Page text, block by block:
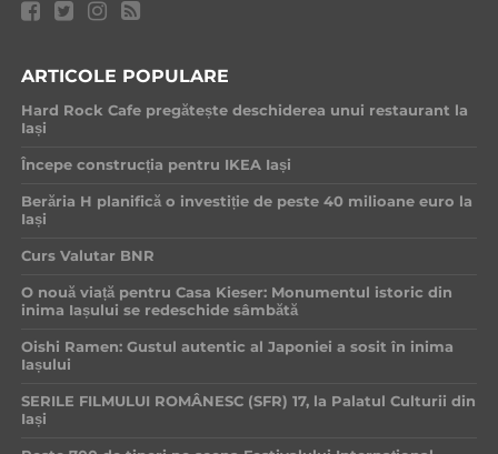
ARTICOLE POPULARE
Hard Rock Cafe pregătește deschiderea unui restaurant la
Iași
Începe construcția pentru IKEA Iași
Berăria H planifică o investiție de peste 40 milioane euro la
Iași
Curs Valutar BNR
O nouă viață pentru Casa Kieser: Monumentul istoric din
inima Iașului se redeschide sâmbătă
Oishi Ramen: Gustul autentic al Japoniei a sosit în inima
Iașului
SERILE FILMULUI ROMÂNESC (SFR) 17, la Palatul Culturii din
Iași